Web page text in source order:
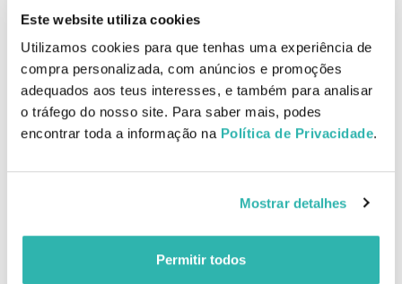
Este website utiliza cookies
Utilizamos cookies para que tenhas uma experiência de
compra personalizada, com anúncios e promoções
adequados aos teus interesses, e também para analisar
o tráfego do nosso site. Para saber mais, podes
encontrar toda a informação na Política de Privacidade.
Mostrar detalhes
Permitir todos
mais uniforme e luminoso, reforçando simultaneamente a barreira
protetora da pele. A textura leve não obstrui os poros e adapta-se
perfeitamente a peles sensíveis, mistas ou oleosas, proporcionando
equilíbrio, frescura e um acabamento saudável ao longo do dia.
Como aplicar
Aplicar algumas gotas do sérum na pele limpa e massajar
suavemente até absorver completamente.
Water, Centella Asiatica Leaf Water, Butylene Glycol, Glycerin,
Hydrolyzed Hyaluronic Acid, Hyaluronic Acid, Sodium Hyaluronate
Crosspolymer, Hydrolyzed Sodium Hyaluronate, Ceramide NP,